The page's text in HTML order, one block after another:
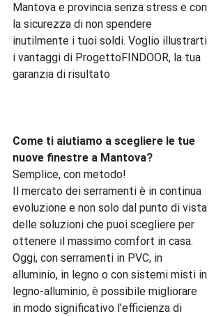
Mantova e provincia senza stress e con
la sicurezza di non spendere
inutilmente i tuoi soldi. Voglio illustrarti
i vantaggi di ProgettoFINDOOR, la tua
garanzia di risultato
Come ti aiutiamo a scegliere le tue
nuove finestre a Mantova?
Semplice, con metodo!
Il mercato dei serramenti è in continua
evoluzione e non solo dal punto di vista
delle soluzioni che puoi scegliere per
ottenere il massimo comfort in casa.
Oggi, con serramenti in PVC, in
alluminio, in legno o con sistemi misti in
legno-alluminio, è possibile migliorare
in modo significativo l’efficienza di